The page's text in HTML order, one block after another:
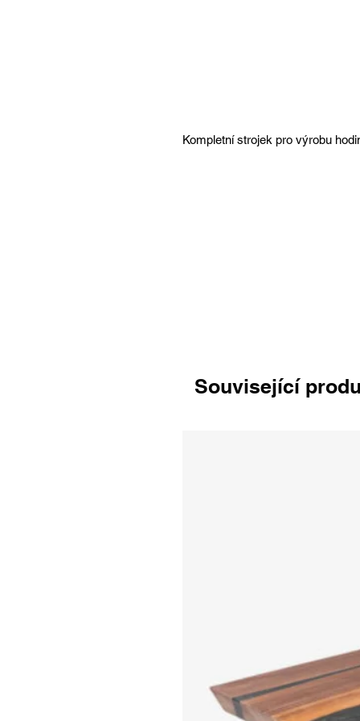
Kompletní strojek pro výrobu
Související